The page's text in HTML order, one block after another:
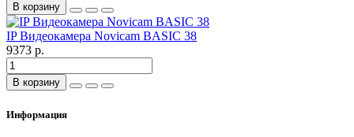
В корзину
IP Видеокамера Novicam BASIC 38
9373 р.
В корзину
Информация